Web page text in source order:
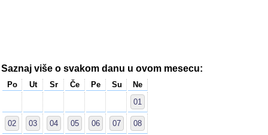
Saznaj više o svakom danu u ovom mesecu:
Po Ut Sr Če Pe Su
Ne
01
02 03 04 05 06 07 08